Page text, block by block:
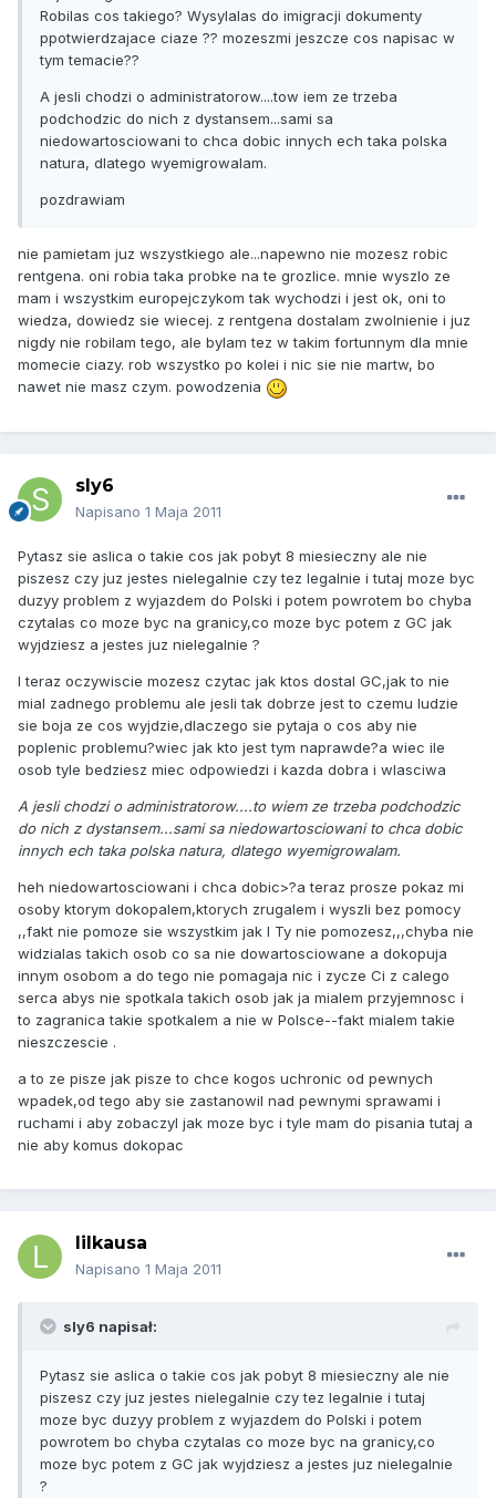
Robilas cos takiego? Wysylalas do imigracji dokumenty
ppotwierdzajace ciaze ?? mozeszmi jeszcze cos napisac w
tym temacie??
A jesli chodzi o administratorow....tow iem ze trzeba
podchodzic do nich z dystansem...sami sa
niedowartosciowani to chca dobic innych ech taka polska
natura, dlatego wyemigrowalam.
pozdrawiam
nie pamietam juz wszystkiego ale...napewno nie mozesz robic
rentgena. oni robia taka probke na te grozlice. mnie wyszlo ze
mam i wszystkim europejczykom tak wychodzi i jest ok, oni to
wiedza, dowiedz sie wiecej. z rentgena dostalam zwolnienie i juz
nigdy nie robilam tego, ale bylam tez w takim fortunnym dla mnie
momecie ciazy. rob wszystko po kolei i nic sie nie martw, bo
nawet nie masz czym. powodzenia
sly6
Napisano 1 Maja 2011
Pytasz sie aslica o takie cos jak pobyt 8 miesieczny ale nie
piszesz czy juz jestes nielegalnie czy tez legalnie i tutaj moze byc
duzyy problem z wyjazdem do Polski i potem powrotem bo chyba
czytalas co moze byc na granicy,co moze byc potem z GC jak
wyjdziesz a jestes juz nielegalnie ?
I teraz oczywiscie mozesz czytac jak ktos dostal GC,jak to nie
mial zadnego problemu ale jesli tak dobrze jest to czemu ludzie
sie boja ze cos wyjdzie,dlaczego sie pytaja o cos aby nie
poplenic problemu?wiec jak kto jest tym naprawde?a wiec ile
osob tyle bedziesz miec odpowiedzi i kazda dobra i wlasciwa
A jesli chodzi o administratorow....to wiem ze trzeba podchodzic
do nich z dystansem...sami sa niedowartosciowani to chca dobic
innych ech taka polska natura, dlatego wyemigrowalam.
heh niedowartosciowani i chca dobic>?a teraz prosze pokaz mi
osoby ktorym dokopalem,ktorych zrugalem i wyszli bez pomocy
,,fakt nie pomoze sie wszystkim jak I Ty nie pomozesz,,,chyba nie
widzialas takich osob co sa nie dowartosciowane a dokopuja
innym osobom a do tego nie pomagaja nic i zycze Ci z calego
serca abys nie spotkala takich osob jak ja mialem przyjemnosc i
to zagranica takie spotkalem a nie w Polsce--fakt mialem takie
nieszczescie .
a to ze pisze jak pisze to chce kogos uchronic od pewnych
wpadek,od tego aby sie zastanowil nad pewnymi sprawami i
ruchami i aby zobaczyl jak moze byc i tyle mam do pisania tutaj a
nie aby komus dokopac
lilkausa
Napisano 1 Maja 2011
sly6 napisał:
Pytasz sie aslica o takie cos jak pobyt 8 miesieczny ale nie
piszesz czy juz jestes nielegalnie czy tez legalnie i tutaj
moze byc duzyy problem z wyjazdem do Polski i potem
powrotem bo chyba czytalas co moze byc na granicy,co
moze byc potem z GC jak wyjdziesz a jestes juz nielegalnie
?